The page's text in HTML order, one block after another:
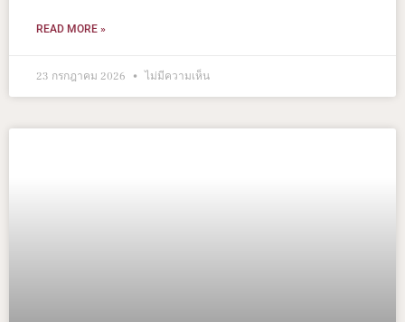
READ MORE »
23 กรกฎาคม 2026 ไม่มีความเห็น